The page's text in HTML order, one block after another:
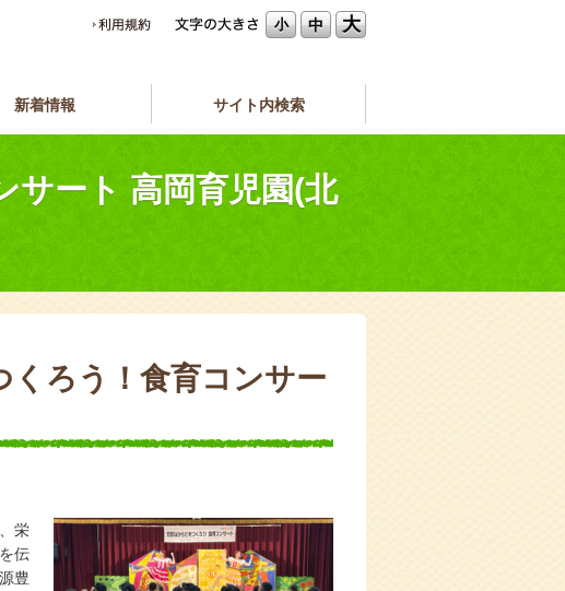
小 中 大
新着情報 サイト内検索
サート 高岡育児園(北
くろう！食育コンサー
栄
伝
豊